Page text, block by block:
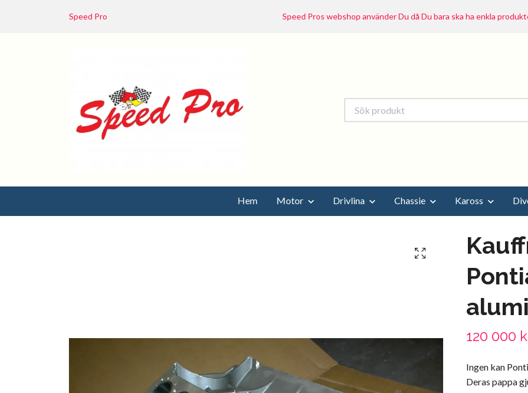
Speed Pro Speed Pros webshop använder Du då Du bara ska ha enkla
Hem Motor Drivlina Chassie Kaross
120 000
Ingen kan
Deras pappa